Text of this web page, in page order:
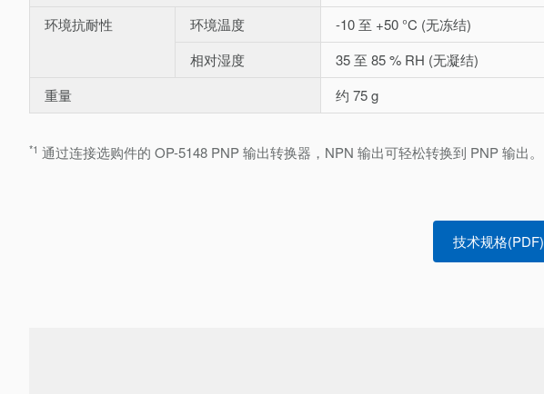
环境抗耐性
环境温度
-10 至 +50 °C (无冻结)
相对湿度
35 至 85 % RH (无凝结)
重量
约 75 g
*1 通过连接选购件的 OP-5148 PNP 输出转换器，NPN 输出可轻松转换到 PNP 输出。
技术规格(PDF)